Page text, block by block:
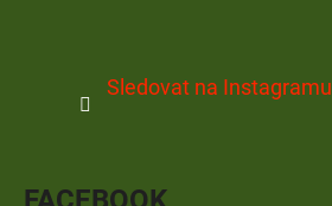
Sledovat na Instagramu